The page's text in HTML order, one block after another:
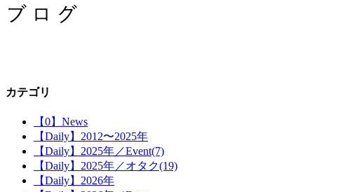
カテゴリ
【0】News
【Daily】2012〜2025年
【Daily】2025年／Event(7)
【Daily】2025年／オタク(19)
【Daily】2026年